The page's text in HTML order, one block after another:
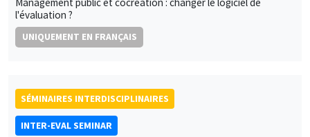
l'évaluation ?
UNIQUEMENT EN FRANÇAIS
SÉMINAIRES INTERDISCIPLINAIRES
INTER-EVAL SEMINAR